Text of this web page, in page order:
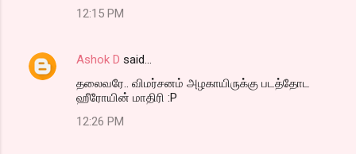
12:15 PM
Ashok D said…
தலைவரே.. விமர்சனம் அழகாயிருக்கு படத்தோட
ஹீரோயின் மாதிரி :P
12:26 PM